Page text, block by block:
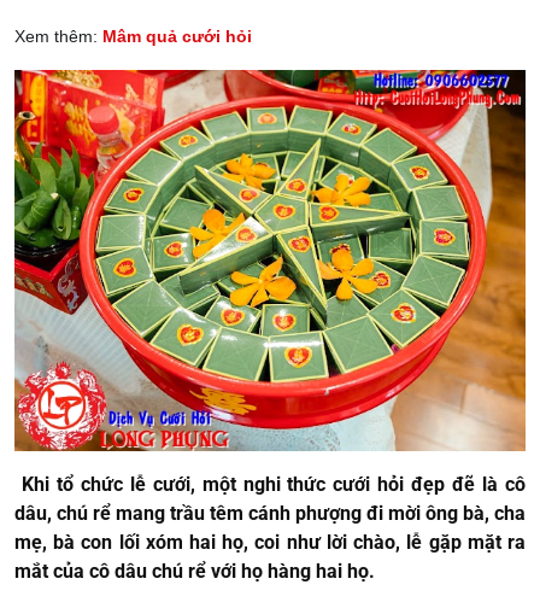
Xem thêm: Mâm quả cưới hỏi
Khi tổ chức lễ cưới, một nghi thức cưới hỏi đẹp đẽ là cô
dâu, chú rể mang trầu têm cánh phượng đi mời ông bà, cha
mẹ, bà con lối xóm hai họ, coi như lời chào, lễ gặp mặt ra
mắt của cô dâu chú rể với họ hàng hai họ.